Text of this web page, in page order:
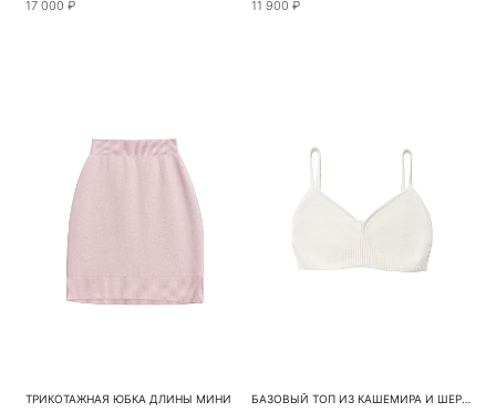
17 000 ₽ 11 900 ₽
ТРИКОТАЖНАЯ ЮБКА ДЛИНЫ МИНИ БАЗОВЫЙ ТОП ИЗ КАШЕМИРА И ШЕРСТИ